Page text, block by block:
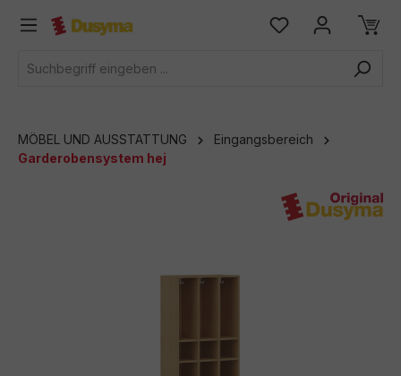
springen
MÖBEL UND AUSSTATTUNG
Eingangsbereich
Garderobensystem hej
Bildergalerie überspringen